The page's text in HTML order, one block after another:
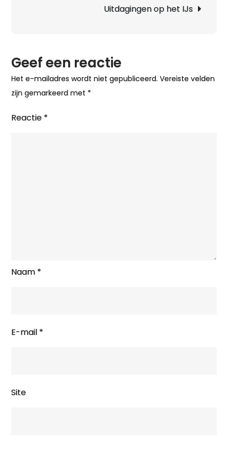
Uitdagingen op het IJs
Geef een reactie
Het e-mailadres wordt niet gepubliceerd. Vereiste velden
zijn gemarkeerd met *
Reactie *
Naam *
E-mail *
Site